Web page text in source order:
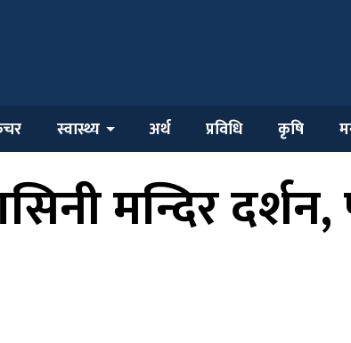
स्वास्थ्य अर्थ प्रविधि कृषि
मन्दिर